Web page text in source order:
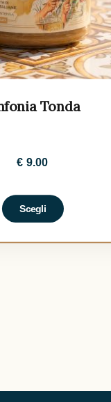
Tonda
€ 9.00
Scegli